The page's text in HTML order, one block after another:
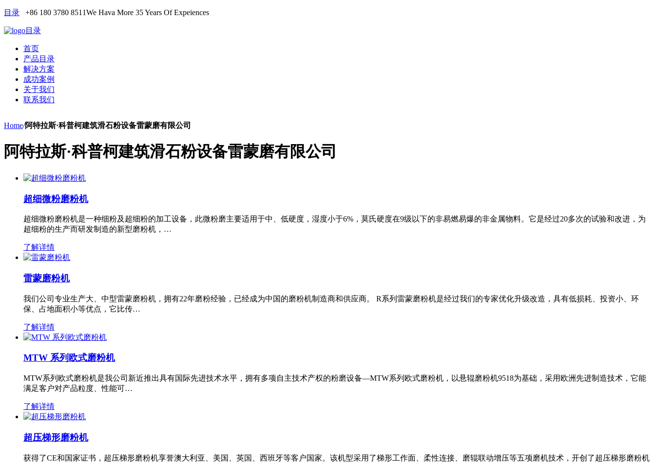
目录 +86 180 3780 8511We Hava More 35 Years Of Expeiences
目录
首页
产品目录
解决方案
成功案例
关于我们
联系我们
Home/阿特拉斯·科普柯建筑滑石粉设备雷蒙磨有限公司
阿特拉斯·科普柯建筑滑石粉设备雷蒙磨有限公司
超细微粉磨粉机
超细微粉磨粉机是一种细粉及超细粉的加工设备，此微粉磨主要适用于中、低硬度，湿度小于6%，莫氏硬度在9级以下的非易燃易爆的非金属物料。它是经过20多次的试验和改进，为
超细粉的生产而研发制造的新型磨粉机，…
了解详情
雷蒙磨粉机
我们公司专业生产大、中型雷蒙磨粉机，拥有22年磨粉经验，已经成为中国的磨粉机制造商和供应商。 R系列雷蒙磨粉机是经过我们的专家优化升级改造，具有低损耗、投资小、环
保、占地面积小等优点，它比传…
了解详情
MTW 系列欧式磨粉机
MTW系列欧式磨粉机是我公司新近推出具有国际先进技术水平，拥有多项自主技术产权的粉磨设备—MTW系列欧式磨粉机，以悬辊磨粉机9518为基础，采用欧洲先进制造技术，它能
满足客户对产品粒度、性能可…
了解详情
超压梯形磨粉机
获得了CE和国家证书，超压梯形磨粉机享誉澳大利亚、美国、英国、西班牙等客户国家。该机型采用了梯形工作面、柔性连接、磨辊联动增压等五项磨机技术，开创了超压梯形磨粉机